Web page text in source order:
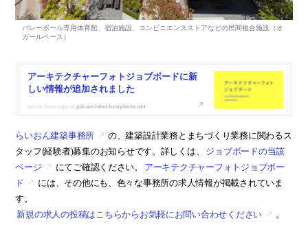
アーキテクチャーフォトジョブボードに新
しい情報が追加されました
job.architecturephoto.net
らいおん建築事務所
の、建築設計業務とまちづくり業務に関わるス
タッフ(経験者)募集のお知らせです。詳しくは、
ジョブボードの当該
ページ
にてご確認ください。
アーキテクチャーフォトジョブボー
ド
には、その他にも、色々な事務所の求人情報が掲載されていま
す。
新規の求人の投稿はこちらからお気軽にお問い合わせください
。